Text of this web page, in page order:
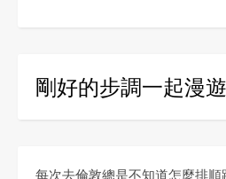
剛好的步調一起漫遊
每次去倫敦總是不知道怎麼排